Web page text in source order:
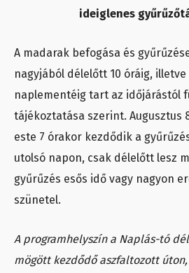
ideiglenes
A madarak befogása és
nagyjából délelőtt 10 óráig,
naplementéig tart az időjárástól
tájékoztatása szerint. Augusztus
este 7 órakor kezdődik a
utolsó napon, csak délelőtt lesz
gyűrűzés esős idő vagy nagyon
szünetel.
A programhelyszín a Naplás-tó
mögött kezdődő aszfaltozott